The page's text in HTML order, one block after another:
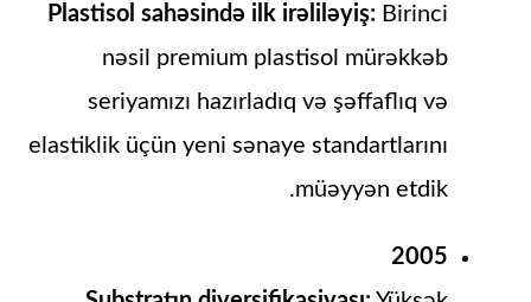
Plastisol sahəsində ilk irəliləyiş: Birinci
nəsil premium plastisol mürəkkəb
seriyamızı hazırladıq və şəffaflıq və
elastiklik üçün yeni sənaye standartlarını
müəyyən etdik.
2005